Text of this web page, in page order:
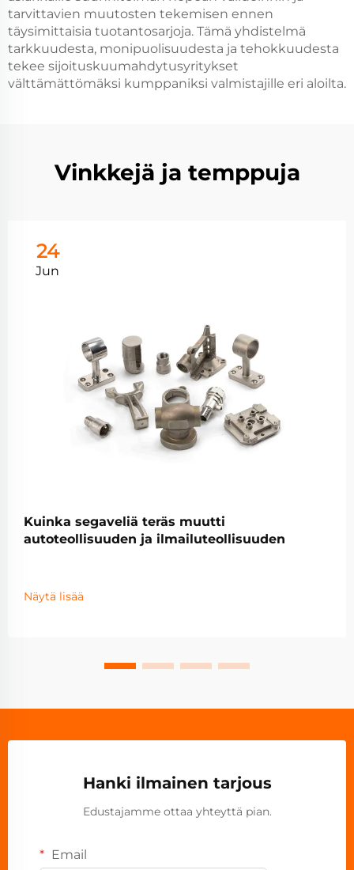
tarvittavien muutosten tekemisen ennen
täysimittaisia tuotantosarjoja. Tämä yhdistelmä
tarkkuudesta, monipuolisuudesta ja tehokkuudesta
tekee sijoituskuumahdytusyritykset
välttämättömäksi kumppaniksi valmistajille eri aloilta.
Vinkkejä ja temppuja
24
Jun
Kuinka segaveliä teräs muutti
autoteollisuuden ja ilmailuteollisuuden
Näytä lisää
Hanki ilmainen tarjous
Edustajamme ottaa yhteyttä pian.
Email